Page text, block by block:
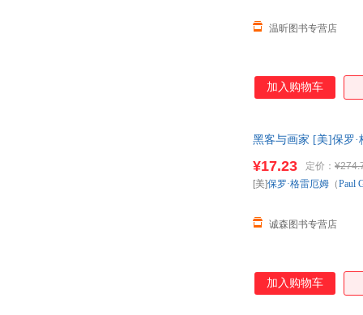
温昕图书专营店
加入购物车
黑客与画家 [美]保罗·
¥17.23 定价：
诚森图书专营店
[美]保罗·格雷厄姆 （Paul
加入购物车